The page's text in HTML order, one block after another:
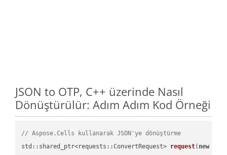
JSON to OTP, C++ üzerinde Nasıl
Dönüştürülür: Adım Adım Kod Örneği
// Aspose.Cells kullanarak JSON'ye dönüştürme
std::shared_ptr<requests::ConvertRequest> request( new